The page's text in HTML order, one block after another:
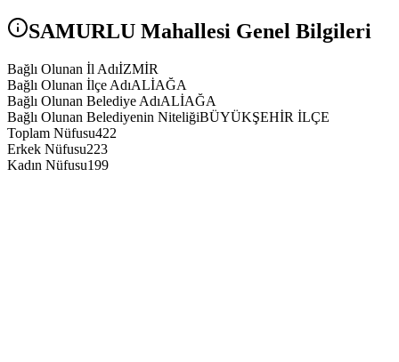
SAMURLU Mahallesi Genel Bilgileri
Bağlı Olunan İl AdıİZMİR
Bağlı Olunan İlçe AdıALİAĞA
Bağlı Olunan Belediye AdıALİAĞA
Bağlı Olunan Belediyenin NiteliğiBÜYÜKŞEHİR İLÇE
Toplam Nüfusu422
Erkek Nüfusu223
Kadın Nüfusu199